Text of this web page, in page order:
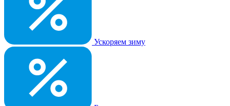
Ускоряем зиму